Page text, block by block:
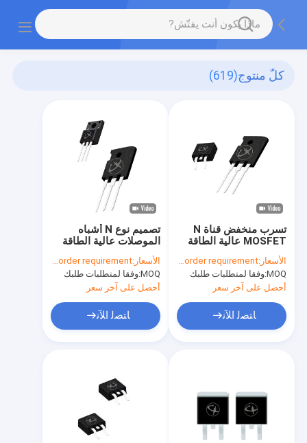
كلّ منتوج(619)
تصميم نوع N أشباه
الموصلات عالية الطاقة
التبديل السريع
الأسعار:According to your order requirement
MOQ: وفقا لمتطلبات طلبك
أحصل على آخر سعر
ﺎﺘﺼﻟ ﺍﻶﻧ
تسرب منخفض قناة N
MOSFET عالية الطاقة
247AC
الأسعار:According to your order requirement
MOQ: وفقا لمتطلبات طلبك
أحصل على آخر سعر
ﺎﺘﺼﻟ ﺍﻶﻧ